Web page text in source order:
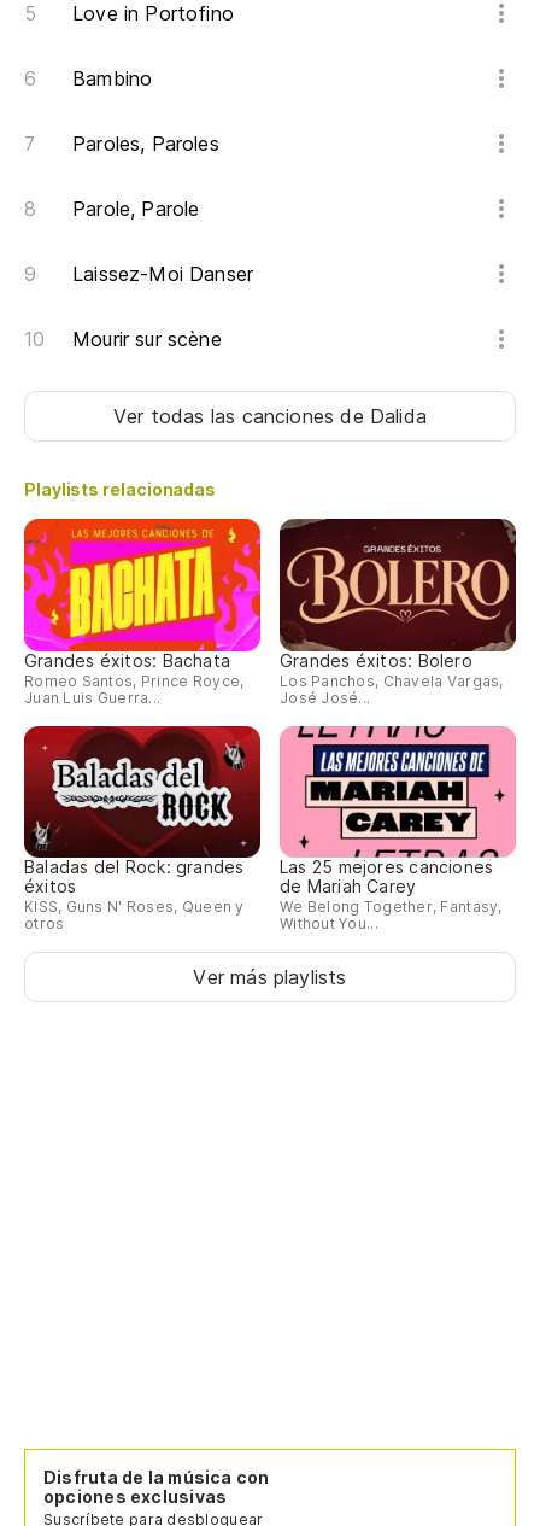
Love in Portofino
Bambino
Paroles, Paroles
Parole, Parole
Laissez-Moi Danser
Mourir sur scène
Ver todas las cancionesde Dalida
Playlists relacionadas
Grandes éxitos: Bachata
Romeo Santos, Prince Royce,
Juan Luis Guerra...
Grandes éxitos: Bolero
Los Panchos, Chavela Vargas,
José José...
Baladas del Rock: grandes
éxitos
KISS, Guns N' Roses, Queen y
otros
Las 25 mejores canciones
de Mariah Carey
We Belong Together, Fantasy,
Without You...
Ver más playlists
Disfruta de la música con
opciones exclusivas
Suscríbete para desbloquear